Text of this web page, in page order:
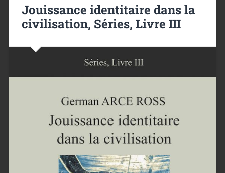
Jouissance identitaire dans la
civilisation, Séries, Livre III